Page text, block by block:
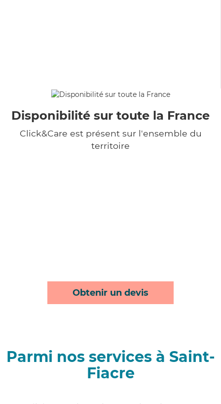
Disponibilité sur toute la France
Click&Care est présent sur l'ensemble du
territoire
Obtenir un devis
Parmi nos services à Saint-
Fiacre